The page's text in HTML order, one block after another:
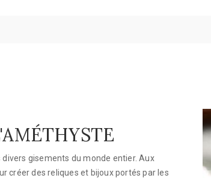
divers gisements du monde entier. Aux
créer des reliques et bijoux portés par les